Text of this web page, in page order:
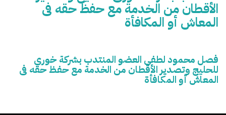
الأقطان من الخدمة مع حفظ حقه فى
المعاش أو المكافأة
فصل محمود لطفى العضو المنتدب بشركة خورى
للحليج وتصدير الأقطان من الخدمة مع حفظ حقه فى
المعاش أو المكافأة